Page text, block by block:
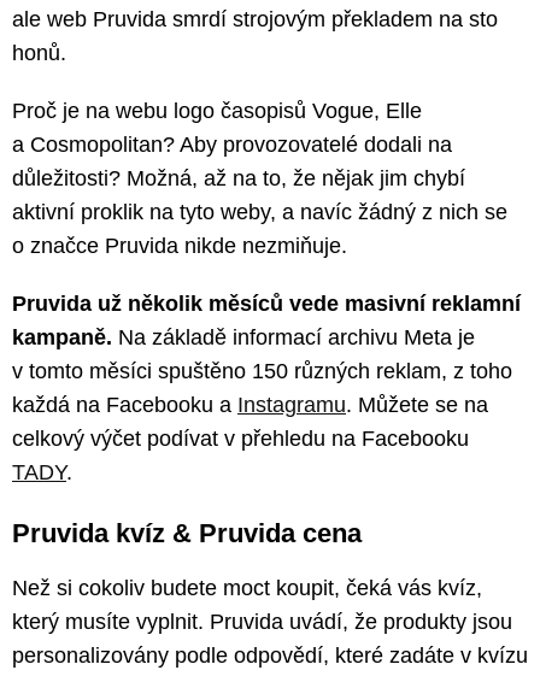
ale web Pruvida smrdí strojovým překladem na sto
honů.
Proč je na webu logo časopisů Vogue, Elle
a Cosmopolitan? Aby provozovatelé dodali na
důležitosti? Možná, až na to, že nějak jim chybí
aktivní proklik na tyto weby, a navíc žádný z nich se
o značce Pruvida nikde nezmiňuje.
Pruvida už několik měsíců vede masivní reklamní
kampaně. Na základě informací archivu Meta je
v tomto měsíci spuštěno 150 různých reklam, z toho
každá na Facebooku a Instagramu. Můžete se na
celkový výčet podívat v přehledu na Facebooku
TADY.
Pruvida kvíz & Pruvida cena
Než si cokoliv budete moct koupit, čeká vás kvíz,
který musíte vyplnit. Pruvida uvádí, že produkty jsou
personalizovány podle odpovědí, které zadáte v kvízu